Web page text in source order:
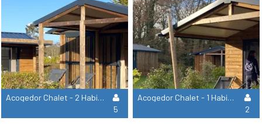
Acogedor Chalet - 2 Habitaciones 1 Cuarto De Baño - Tv - Quartier Piéton
5
Acogedor Chalet - 1 Habitación 1 Baño - Tv - Zona Peatonal
2